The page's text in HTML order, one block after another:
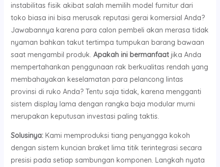
instabilitas fisik akibat salah memilih model furnitur dari
toko biasa ini bisa merusak reputasi gerai komersial Anda?
Jawabannya karena para calon pembeli akan merasa tidak
nyaman bahkan takut tertimpa tumpukan barang bawaan
saat mengambil produk. Apakah ini bermanfaatjika Anda
mempertahankan penggunaan rak berkualitas rendah yang
membahayakan keselamatan para pelancong lintas
provinsi di ruko Anda? Tentu saja tidak, karena mengganti
sistem display lama dengan rangka baja modular murni
merupakan keputusan investasi paling taktis.
Solusinya:Kami memproduksi tiang penyangga kokoh
dengan sistem kuncian braket lima titik terintegrasi secara
presisi pada setiap sambungan komponen. Langkah nyata